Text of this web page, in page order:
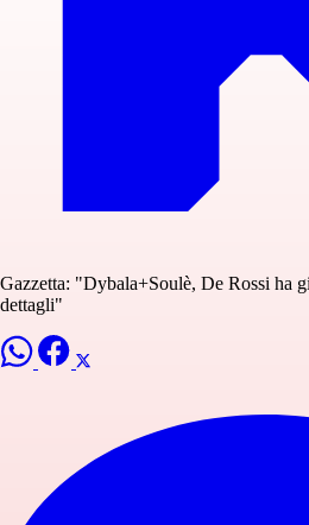
Gazzetta: "Dybala+Soulè, De Rossi ha
dettagli"